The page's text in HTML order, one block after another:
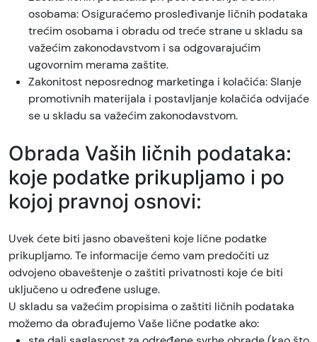
osobama: Osiguraćemo prosleđivanje ličnih podataka
trećim osobama i obradu od treće strane u skladu sa
važećim zakonodavstvom i sa odgovarajućim
ugovornim merama zaštite.
Zakonitost neposrednog marketinga i kolačića: Slanje
promotivnih materijala i postavljanje kolačića odvijaće
se u skladu sa važećim zakonodavstvom.
Obrada Vaših ličnih podataka:
koje podatke prikupljamo i po
kojoj pravnoj osnovi:
Uvek ćete biti jasno obavešteni koje lične podatke
prikupljamo. Te informacije ćemo vam predočiti uz
odvojeno obaveštenje o zaštiti privatnosti koje će biti
uključeno u određene usluge.
U skladu sa važećim propisima o zaštiti ličnih podataka
možemo da obrađujemo Vaše lične podatke ako: